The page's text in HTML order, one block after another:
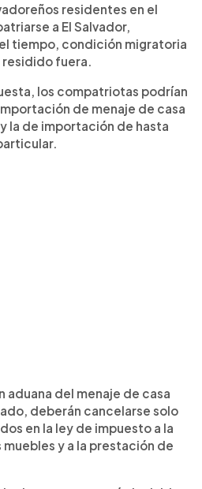
residentes en el
a El Salvador,
tiempo, condición migratoria
residido fuera.
los compatriotas podrían
de menaje de casa
la de importación de hasta
aduana del menaje de casa
deberán cancelarse solo
en la ley de impuesto a la
y a la prestación de